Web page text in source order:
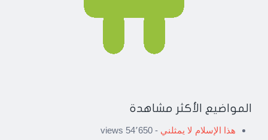
المواضيع الأكثر مشاهدة
هذا الإسلام لا يمثلني - 54٬650 views